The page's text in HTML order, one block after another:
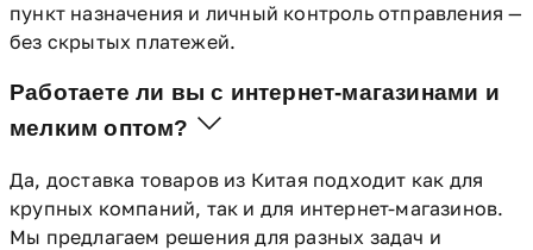
пункт назначения и личный контроль отправления —
без скрытых платежей.
Работаете ли вы с интернет-магазинами и
мелким оптом?
Да, доставка товаров из Китая подходит как для
крупных компаний, так и для интернет-магазинов.
Мы предлагаем решения для разных задач и